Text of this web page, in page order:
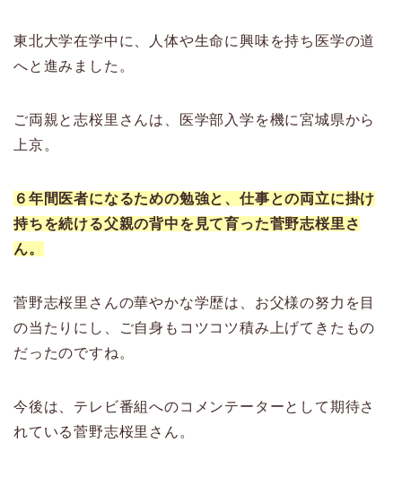
東北大学在学中に、人体や生命に興味を持ち医学の道
へと進みました。
ご両親と志桜里さんは、医学部入学を機に宮城県から
上京。
６年間医者になるための勉強と、仕事との両立に掛け
持ちを続ける父親の背中を見て育った菅野志桜里さ
ん。
菅野志桜里さんの華やかな学歴は、お父様の努力を目
の当たりにし、ご自身もコツコツ積み上げてきたもの
だったのですね。
今後は、テレビ番組へのコメンテーターとして期待さ
れている菅野志桜里さん。